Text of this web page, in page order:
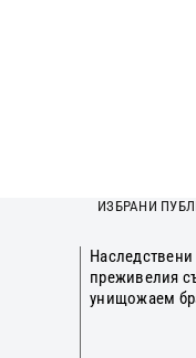
ИЗБРАНИ
преживелия
унищожаем